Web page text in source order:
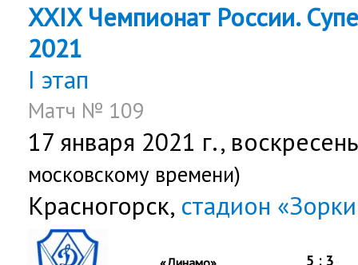
XXIX Чемпионат России.
2021
I этап
Матч № 109
17 января 2021 г.,
московскому времени)
Красногорск, стадион
5 : 3